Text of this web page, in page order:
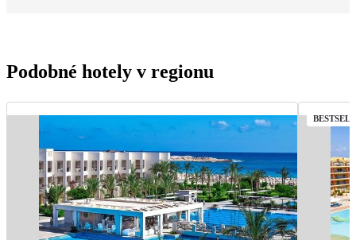
Podobné hotely v regionu